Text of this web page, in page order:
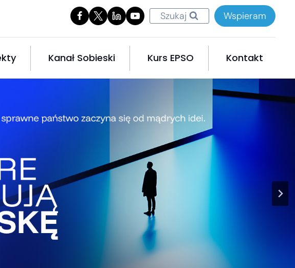
Szukaj Wspieram
Kanał Sobieski Kurs EPSO Kontakt